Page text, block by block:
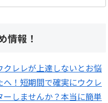
情報！
クレレが上達しないとお悩
へ！短期間で確実にウクレ
ーしませんか？本当に簡単